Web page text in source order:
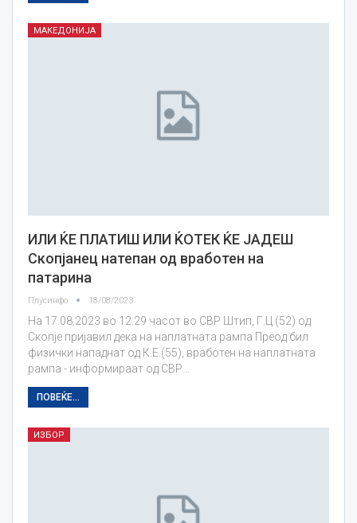
МАКЕДОНИЈА
ИЛИ ЌЕ ПЛАТИШ ИЛИ ЌОТЕК ЌЕ ЈАДЕШ
Скопјанец натепан од вработен на
патарина
Плусинфо 18/08/2023
На 17.08.2023 во 12.29 часот во СВР Штип, Г.Ц.(52) од
Скопје пријавил дека на наплатната рампа Преод бил
физички нападнат од К.Е.(55), вработен на наплатната
рампа - информираат од СВР…
ПОВЕЌЕ...
ИЗБОР